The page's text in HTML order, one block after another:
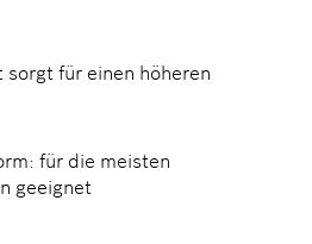
sorgt für einen höheren
für die meisten
geeignet